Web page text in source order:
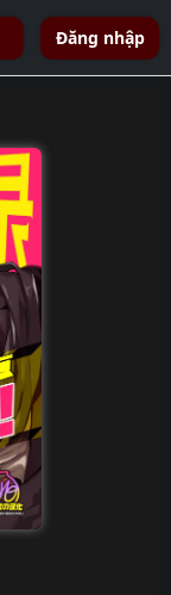
Đăng nhập